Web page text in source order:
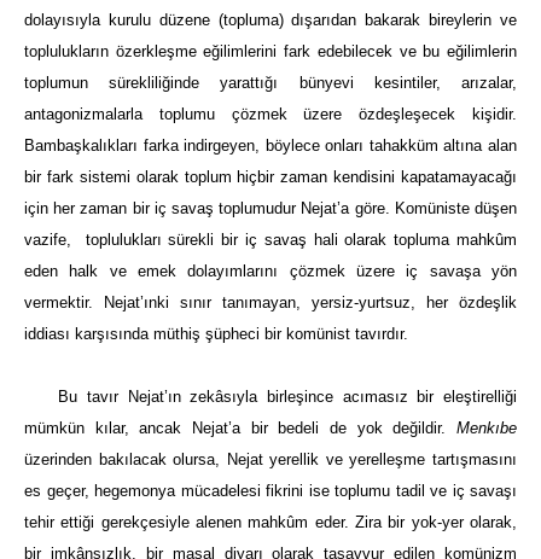
dolayısıyla kurulu düzene (topluma) dışarıdan bakarak bireylerin ve
toplulukların özerkleşme eğilimlerini fark edebilecek ve bu eğilimlerin
toplumun sürekliliğinde yarattığı bünyevi kesintiler, arızalar,
antagonizmalarla toplumu çözmek üzere özdeşleşecek kişidir.
Bambaşkalıkları farka indirgeyen, böylece onları tahakküm altına alan
bir fark sistemi olarak toplum hiçbir zaman kendisini kapatamayacağı
için her zaman bir iç savaş toplumudur Nejat’a göre. Komüniste düşen
vazife, toplulukları sürekli bir iç savaş hali olarak topluma mahkûm
eden halk ve emek dolayımlarını çözmek üzere iç savaşa yön
vermektir. Nejat’ınki sınır tanımayan, yersiz-yurtsuz, her özdeşlik
iddiası karşısında müthiş şüpheci bir komünist tavırdır.
Bu tavır Nejat’ın zekâsıyla birleşince acımasız bir eleştirelliği
mümkün kılar, ancak Nejat’a bir bedeli de yok değildir. Menkıbe
üzerinden bakılacak olursa, Nejat yerellik ve yerelleşme tartışmasını
es geçer, hegemonya mücadelesi fikrini ise toplumu tadil ve iç savaşı
tehir ettiği gerekçesiyle alenen mahkûm eder. Zira bir yok-yer olarak,
bir imkânsızlık, bir masal diyarı olarak tasavvur edilen komünizm